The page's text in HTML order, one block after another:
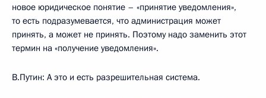
новое юридическое понятие – «принятие уведомления»,
то есть подразумевается, что администрация может
принять, а может не принять. Поэтому надо заменить этот
термин на «получение уведомления».
В.Путин: А это и есть разрешительная система.